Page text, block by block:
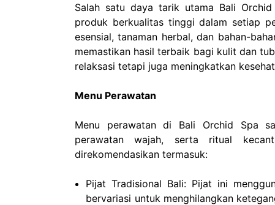
Salah satu daya tarik utama Bali
produk berkualitas tinggi dalam setiap
esensial, tanaman herbal, dan bahan-
memastikan hasil terbaik bagi kulit dan
relaksasi tetapi juga meningkatkan
Menu Perawatan
Menu perawatan di Bali Orchid Spa
perawatan wajah, serta ritual
direkomendasikan termasuk:
Pijat Tradisional Bali: Pijat ini
bervariasi untuk menghilangkan